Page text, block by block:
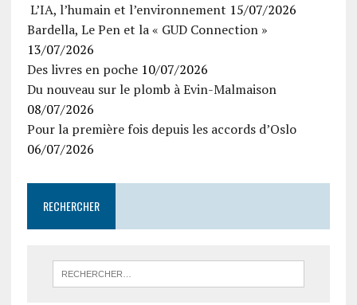
L’IA, l’humain et l’environnement 15/07/2026
Bardella, Le Pen et la « GUD Connection »
13/07/2026
Des livres en poche 10/07/2026
Du nouveau sur le plomb à Evin-Malmaison
08/07/2026
Pour la première fois depuis les accords d’Oslo
06/07/2026
RECHERCHER